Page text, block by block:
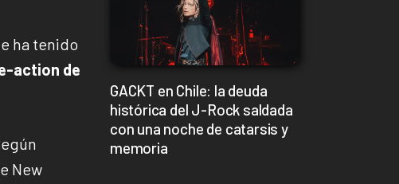
ha tenido
action de
New
GACKT en Chile: la deuda
histórica del J-Rock saldada
con una noche de catarsis y
memoria